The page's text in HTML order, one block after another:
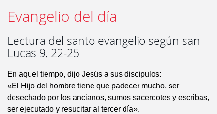
Evangelio del día
Lectura del santo evangelio según san
Lucas 9, 22-25
En aquel tiempo, dijo Jesús a sus discípulos:
«El Hijo del hombre tiene que padecer mucho, ser
desechado por los ancianos, sumos sacerdotes y escribas,
ser ejecutado y resucitar al tercer día».